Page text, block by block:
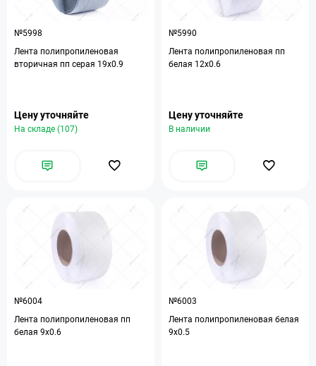
№5998
Лента полипропиленовая
вторичная пп серая 19х0.9
Цену уточняйте
На складе (107)
№5990
Лента полипропиленовая пп
белая 12х0.6
Цену уточняйте
В наличии
№6004
Лента полипропиленовая пп
белая 9х0.6
№6003
Лента полипропиленовая белая
9х0.5